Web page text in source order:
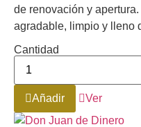
de renovación y
agradable, limpio y lleno
Cantidad
Añadir Ver